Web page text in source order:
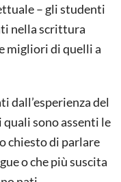
– gli studenti
nella scrittura
migliori di quelli a
dall’esperienza del
sono assenti le
chiesto di parlare
o che più suscita